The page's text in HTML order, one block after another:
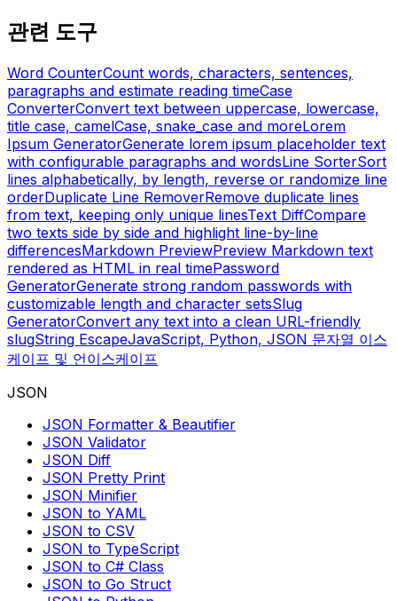
관련 도구
Word CounterCount words, characters, sentences,
paragraphs and estimate reading timeCase
ConverterConvert text between uppercase, lowercase,
title case, camelCase, snake_case and moreLorem
Ipsum GeneratorGenerate lorem ipsum placeholder text
with configurable paragraphs and wordsLine SorterSort
lines alphabetically, by length, reverse or randomize line
orderDuplicate Line RemoverRemove duplicate lines
from text, keeping only unique linesText DiffCompare
two texts side by side and highlight line-by-line
differencesMarkdown PreviewPreview Markdown text
rendered as HTML in real timePassword
GeneratorGenerate strong random passwords with
customizable length and character setsSlug
GeneratorConvert any text into a clean URL-friendly
slugString EscapeJavaScript, Python, JSON 문자열 이스
케이프 및 언이스케이프
JSON
JSON Formatter & Beautifier
JSON Validator
JSON Diff
JSON Pretty Print
JSON Minifier
JSON to YAML
JSON to CSV
JSON to TypeScript
JSON to C# Class
JSON to Go Struct